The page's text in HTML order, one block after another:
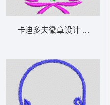
卡迪多夫徽章设计 章仔